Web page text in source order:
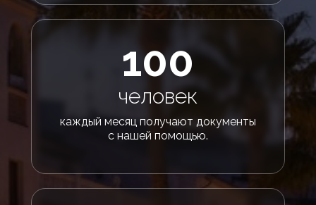
человек
каждый месяц получают документы
с нашей помощью.
100